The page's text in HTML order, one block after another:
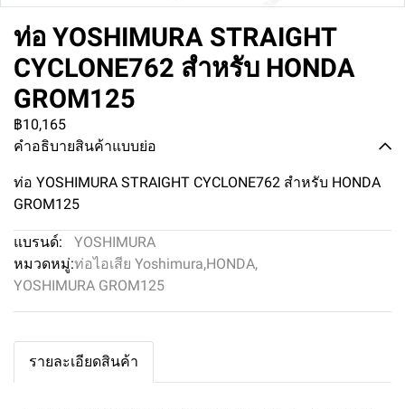
ท่อ YOSHIMURA STRAIGHT
CYCLONE762 สำหรับ HONDA
GROM125
฿10,165
คำอธิบายสินค้าแบบย่อ
ท่อ YOSHIMURA STRAIGHT CYCLONE762 สำหรับ HONDA
GROM125
แบรนด์:
YOSHIMURA
หมวดหมู่:ท่อไอเสีย Yoshimura,HONDA,
YOSHIMURA GROM125
รายละเอียดสินค้า